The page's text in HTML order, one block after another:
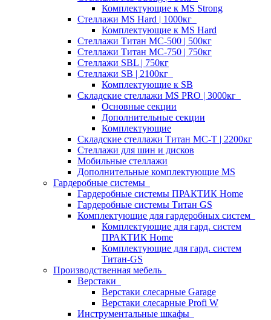
Комплектующие к MS Strong
Стеллажи MS Hard | 1000кг
Комплектующие к MS Hard
Стеллажи Титан МС-500 | 500кг
Стеллажи Титан МС-750 | 750кг
Стеллажи SBL | 750кг
Стеллажи SB | 2100кг
Комплектующие к SB
Складские стеллажи MS PRO | 3000кг
Основные секции
Дополнительные секции
Комплектующие
Складские стеллажи Титан МС-Т | 2200кг
Стеллажи для шин и дисков
Мобильные стеллажи
Дополнительные комплектующие MS
Гардеробные системы
Гардеробные системы ПРАКТИК Home
Гардеробные системы Титан GS
Комплектующие для гардеробных систем
Комплектующие для гард. систем
ПРАКТИК Home
Комплектующие для гард. систем
Титан-GS
Производственная мебель
Верстаки
Верстаки слесарные Garage
Верстаки слесарные Profi W
Инструментальные шкафы